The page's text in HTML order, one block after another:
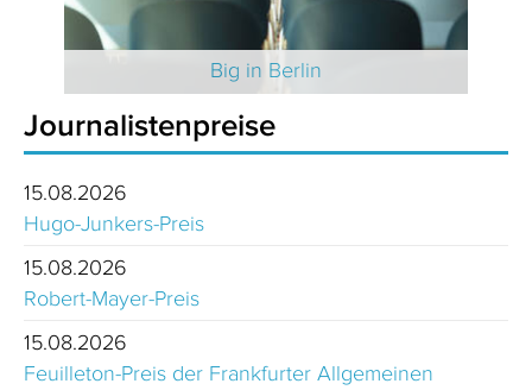
Big in Berlin
Journalistenpreise
15.08.2026
Hugo-Junkers-Preis
15.08.2026
Robert-Mayer-Preis
15.08.2026
Feuilleton-Preis der Frankfurter Allgemeinen